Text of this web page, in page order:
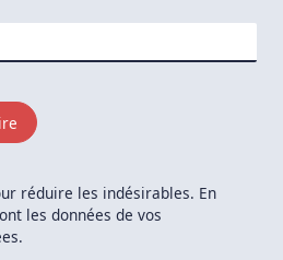
réduire les indésirables. En
les données de vos
.